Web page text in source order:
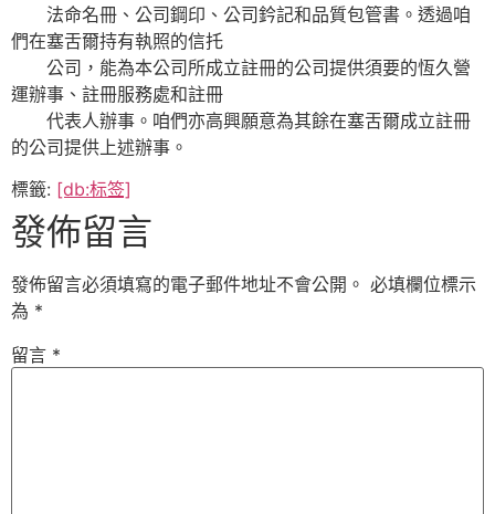
法命名冊、公司鋼印、公司鈐記和品質包管書。透過咱
們在塞舌爾持有執照的信托
公司，能為本公司所成立註冊的公司提供須要的恆久營
運辦事、註冊服務處和註冊
代表人辦事。咱們亦高興願意為其餘在塞舌爾成立註冊
的公司提供上述辦事。
標籤: [db:标签]
發佈留言
發佈留言必須填寫的電子郵件地址不會公開。 必填欄位標示
為 *
留言 *